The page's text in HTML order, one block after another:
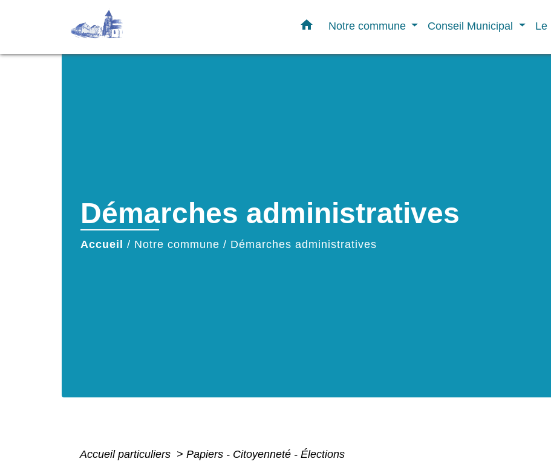
home Notre commune Conseil Municipal Le
Démarches administratives
Accueil / Notre commune / Démarches administratives
Accueil particuliers > Papiers - Citoyenneté - Élections